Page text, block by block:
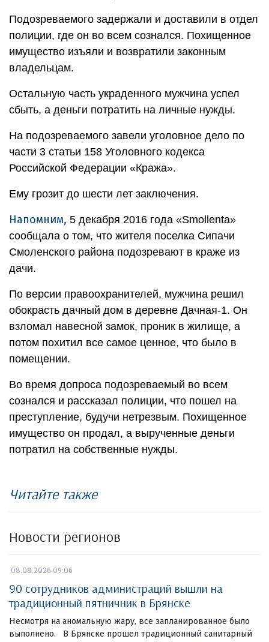
Подозреваемого задержали и доставили в отдел
полиции, где он во всем сознался. Похищенное
имущество изъяли и возвратили законным
владельцам.
Остальную часть украденного мужчина успел
сбыть, а деньги потратить на личные нужды.
На подозреваемого завели уголовное дело по
части 3 статьи 158 Уголовного кодекса
Российской Федерации «Кража».
Ему грозит до шести лет заключения.
Напомним, 5 декабря 2016 года «Smollenta»
сообщала о том, что жителя поселка Сипачи
Смоленского района подозревают в краже из
дачи.
По версии правоохранителей, мужчина решил
обокрасть дачный дом в деревне Дачная-1. Он
взломал навесной замок, проник в жилище, а
потом похитил все самое ценное, что было в
помещении.
Во время допроса подозреваемый во всем
сознался и рассказал полиции, что пошел на
преступление, будучи нетрезвым. Похищенное
имущество он продал, а вырученные деньги
потратил на собственные нужды.
Читайте также
Новости регионов
08.08.2026 09:06
90 сотрудников администраций вышли на
традиционный пятничник в Брянске
Несмотря на аномальную жару, все запланированное было
выполнено. В Брянске прошел традиционный санитарный